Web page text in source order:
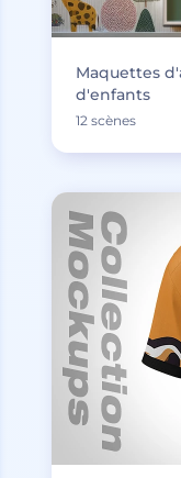
Maquettes
d'enfants
12 scènes